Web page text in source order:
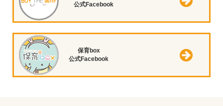
公式Facebook
保育box
公式Facebook